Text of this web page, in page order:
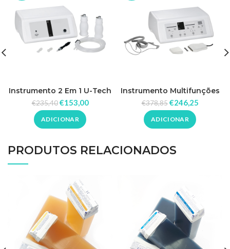
Instrumento 2 Em 1 U-Tech
€235,40 €153,00
ADICIONAR
Instrumento Multifunções
Purificador De Pele U-Tech
€378,85 €246,25
ADICIONAR
PRODUTOS RELACIONADOS